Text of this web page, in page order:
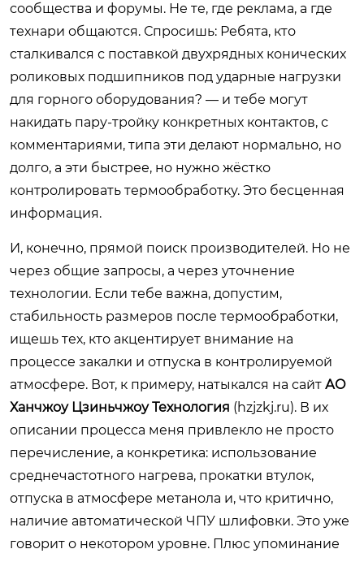
сообщества и форумы. Не те, где реклама, а где
технари общаются. Спросишь: Ребята, кто
сталкивался с поставкой двухрядных конических
роликовых подшипников под ударные нагрузки
для горного оборудования? — и тебе могут
накидать пару-тройку конкретных контактов, с
комментариями, типа эти делают нормально, но
долго, а эти быстрее, но нужно жёстко
контролировать термообработку. Это бесценная
информация.
И, конечно, прямой поиск производителей. Но не
через общие запросы, а через уточнение
технологии. Если тебе важна, допустим,
стабильность размеров после термообработки,
ищешь тех, кто акцентирует внимание на
процессе закалки и отпуска в контролируемой
атмосфере. Вот, к примеру, натыкался на сайт АО
Ханчжоу Цзиньчжоу Технология (hzjzkj.ru). В их
описании процесса меня привлекло не просто
перечисление, а конкретика: использование
среднечастотного нагрева, прокатки втулок,
отпуска в атмосфере метанола и, что критично,
наличие автоматической ЧПУ шлифовки. Это уже
говорит о некотором уровне. Плюс упоминание